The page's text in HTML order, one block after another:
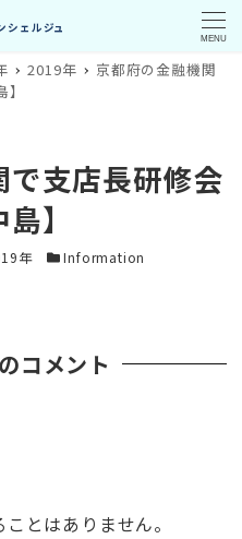
MENU
2019年
京都府の金融機関
支店長研修会
】
リー
年 カテゴリー
Information
コメント
とはありません。